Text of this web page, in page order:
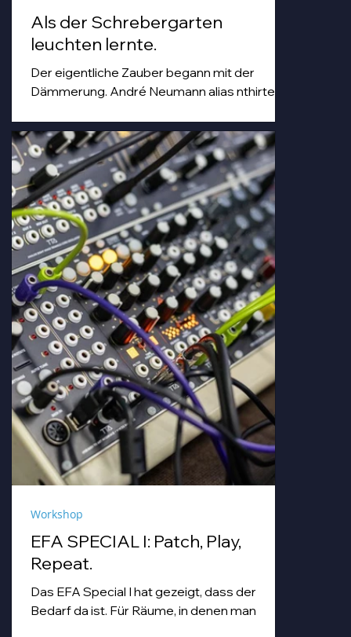
Als der Schrebergarten
leuchten lernte.
Der eigentliche Zauber begann mit der
Dämmerung. André Neumann alias nthirteen
strich mit einem Geigenbogen über seine E-
Gitarre, während die Sonne unterging.
Goldenes Abendlicht mischte sich mit
Farbspots in Türkis, Lila und Blau – die
„Erdbeere" versank für ein paar Minuten in
einem verträumten Meer aus Musik und
Farbe, das man in einer Kleingartenanlage
einfach nicht erwartet.
EFA SPECIAL I: Patch, Play,
Repeat.
Das EFA Special I hat gezeigt, dass der
Bedarf da ist. Für Räume, in denen man
Workshop